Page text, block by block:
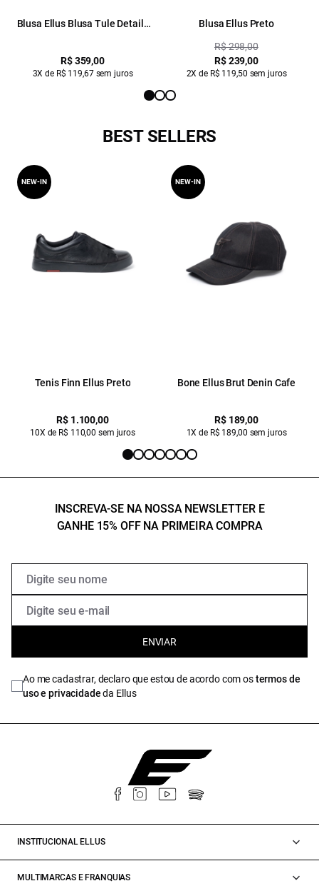
Blusa Ellus Blusa Tule Details
R$ 359,00
3X de R$ 119,67 sem juros
Blusa Ellus Preto
R$ 298,00
R$ 239,00
2X de R$ 119,50 sem juros
BEST SELLERS
Tenis Finn Ellus Preto
R$ 1.100,00
10X de R$ 110,00 sem juros
NEW-IN
Bone Ellus Brut Denin Cafe
R$ 189,00
1X de R$ 189,00 sem juros
NEW-IN
INSCREVA-SE NA NOSSA NEWSLETTER E
GANHE 15% OFF NA PRIMEIRA COMPRA
ENVIAR
Ao me cadastrar, declaro que estou de acordo com ostermos de
uso e privacidadeda Ellus
INSTITUCIONAL ELLUS
MULTIMARCAS E FRANQUIAS